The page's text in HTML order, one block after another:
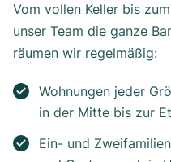
Vom vollen Keller bis
unser Team die ganze
räumen wir regelmäßig:
Wohnungen jeder
in der Mitte bis zur
Ein- und